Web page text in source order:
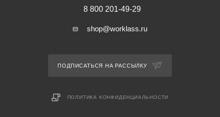
8 800 201-49-29
shop@worklass.ru
ПОДПИСАТЬСЯ НА РАССЫЛКУ
ПОЛИТИКА КОНФИДЕНЦИАЛЬНОСТИ